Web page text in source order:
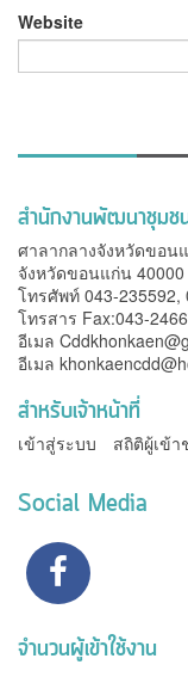
Website
สำนักงานพัฒนาชุมช
ศาลากลางจังหวัดขอน
จังหวัดขอนแก่น 40000
โทรศัพท์ 043-235592,
โทรสาร Fax:043-
อีเมล
อีเมล
สำหรับเจ้าหน้าที่
เข้าสู่ระบบ สถิติผู้เข้า
Social Media
จำนวนผู้เข้าใช้งาน